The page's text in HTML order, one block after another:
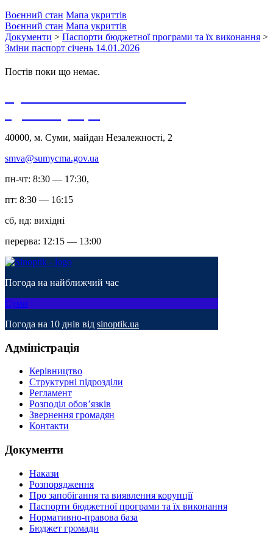
Воєнний стан Мапа укриттів
Воєнний стан Мапа укриттів
Документи > Паспорти бюджетної програми та їх виконання >
Зміни паспорт січень 14.01.2026
Постів поки що немає.
40000, м. Суми, майдан Незалежності, 2
smva@sumycma.gov.ua
пн-чт: 8:30 — 17:30,
пт: 8:30 — 16:15
сб, нд: вихідні
перерва: 12:15 — 13:00
Погода на найближчий час
Суми
Погода на 10 днів від sinoptik.ua
Адміністрація
Керівництво
Структурні підрозділи
Регламент
Розподіл обов’язків
Звернення громадян
Контакти
Документи
Накази
Розпорядження
Про запобігання та виявлення корупції
Паспорти бюджетної програми та їх виконання
Нормативно-правова база
Бюджет громади